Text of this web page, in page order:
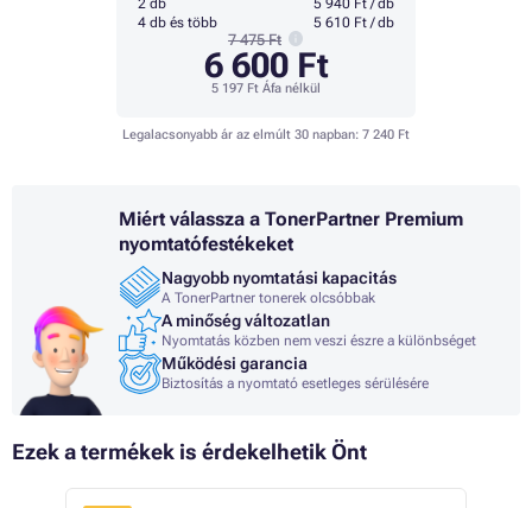
2 db
5 940 Ft / db
4 db és több
5 610 Ft / db
7 475 Ft
6 600 Ft
5 197 Ft Áfa nélkül
Legalacsonyabb ár az elmúlt 30 napban: 7 240 Ft
Miért válassza a TonerPartner Premium
nyomtatófestékeket
Nagyobb nyomtatási kapacitás
A TonerPartner tonerek olcsóbbak
A minőség változatlan
Nyomtatás közben nem veszi észre a különbséget
Működési garancia
Biztosítás a nyomtató esetleges sérülésére
Ezek a termékek is érdekelhetik Önt